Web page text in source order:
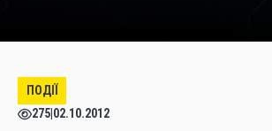
ПОДІЇ
275 02.10.2012